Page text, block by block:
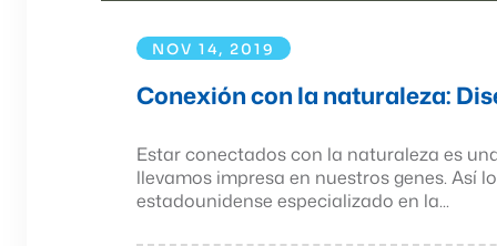
NOV 14, 2019
Conexión con la naturaleza:
Estar conectados con la naturaleza es
llevamos impresa en nuestros genes. Así
estadounidense especializado en la...